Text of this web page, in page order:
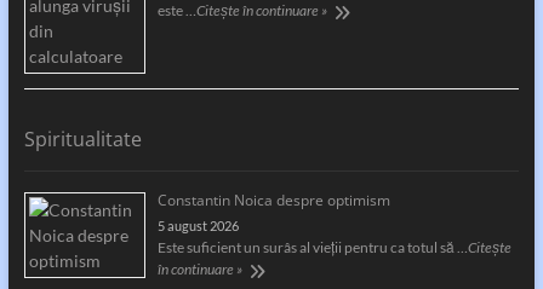
este …Citește în continuare »
Spiritualitate
Constantin Noica despre optimism
5 august 2026
Este suficient un surâs al vieţii pentru ca totul să …Citește
în continuare »